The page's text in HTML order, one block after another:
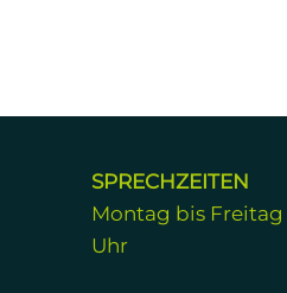
SPRECHZEITEN
Montag bis Freitag
Uhr